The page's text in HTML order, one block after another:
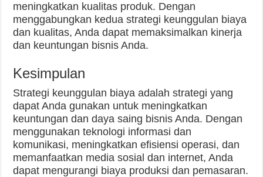
meningkatkan kualitas produk. Dengan
menggabungkan kedua strategi keunggulan biaya
dan kualitas, Anda dapat memaksimalkan kinerja
dan keuntungan bisnis Anda.
Kesimpulan
Strategi keunggulan biaya adalah strategi yang
dapat Anda gunakan untuk meningkatkan
keuntungan dan daya saing bisnis Anda. Dengan
menggunakan teknologi informasi dan
komunikasi, meningkatkan efisiensi operasi, dan
memanfaatkan media sosial dan internet, Anda
dapat mengurangi biaya produksi dan pemasaran.